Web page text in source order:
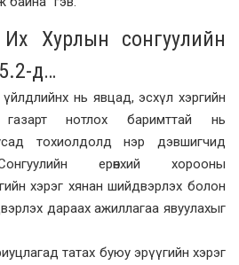
Хурлын сонгуулийн
д…
нь явцад, эсхүл хэргийн
газарт нотлох баримттай нь
тохиолдолд нэр дэвшигчид
ерөнхий хорооны
хэрэг хянан шийдвэрлэх болон
дараах ажиллагаа явуулахыг
татах буюу эрүүгийн хэрэг